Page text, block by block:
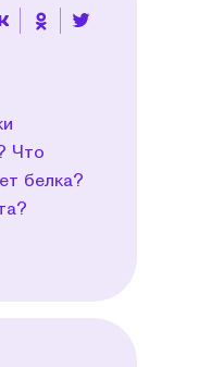
Что
белка?